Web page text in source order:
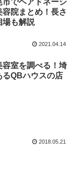
市でヘアドネーシ
容院まとめ！長さ
場も解説
2021.04.14
室を調べる！埼
るQBハウスの店
2018.05.21